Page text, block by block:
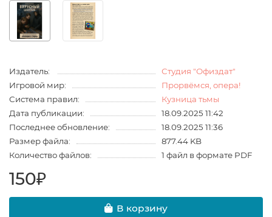
Издатель:
Студия "Офиздат"
Игровой мир:
Прорвёмся, опера!
Система правил:
Кузница тьмы
Дата публикации:
18.09.2025 11:42
Последнее обновление:
18.09.2025 11:36
Размер файла:
877.44 KB
Количество файлов:
1 файл в формате PDF
150₽
В корзину